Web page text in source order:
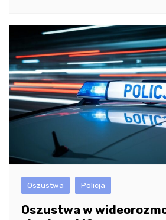
Oszustwa Policja
Oszustwa w